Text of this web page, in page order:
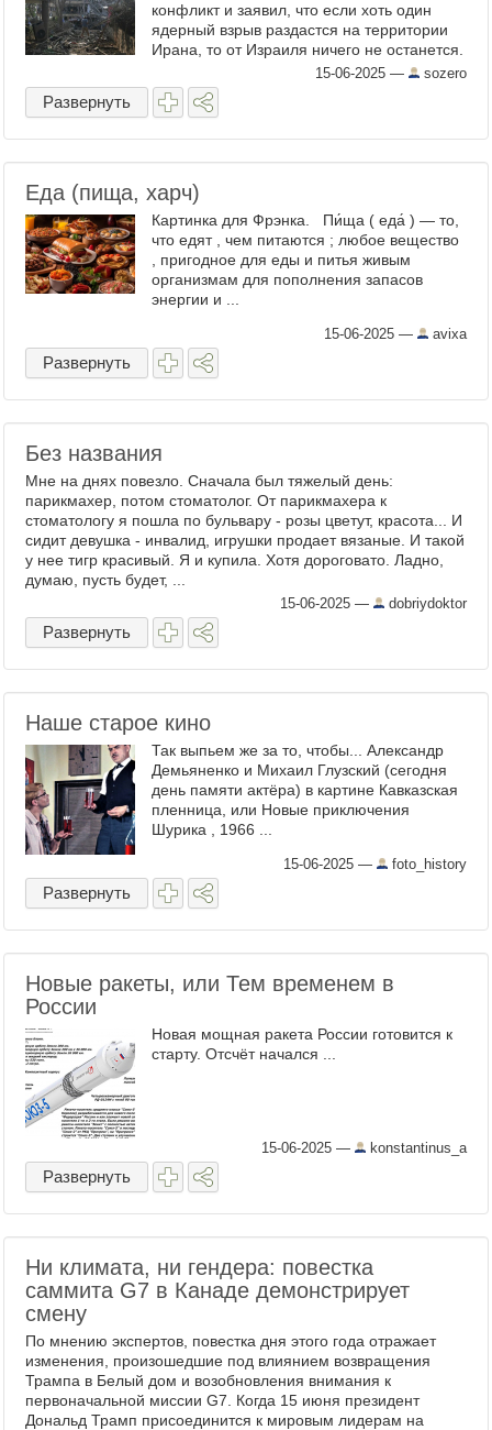
конфликт и заявил, что если хоть один
ядерный взрыв раздастся на территории
Ирана, то от Израиля ничего не останется.
Это ж какой феноменальной
гениальностью надо обладать, чтобы ...
15-06-2025 — sozero
Развернуть
Еда (пища, харч)
Картинка для Фрэнка. Пи́ща ( еда́ ) — то,
что едят , чем питаются ; любое вещество
, пригодное для еды и питья живым
организмам для пополнения запасов
энергии и ...
15-06-2025 — avixa
Развернуть
Без названия
Мне на днях повезло. Сначала был тяжелый день:
парикмахер, потом стоматолог. От парикмахера к
стоматологу я пошла по бульвару - розы цветут, красота... И
сидит девушка - инвалид, игрушки продает вязаные. И такой
у нее тигр красивый. Я и купила. Хотя дороговато. Ладно,
думаю, пусть будет, ...
15-06-2025 — dobriydoktor
Развернуть
Наше старое кино
Так выпьем же за то, чтобы... Александр
Демьяненко и Михаил Глузский (сегодня
день памяти актёра) в картине Кавказская
пленница, или Новые приключения
Шурика , 1966 ...
15-06-2025 — foto_history
Развернуть
Новые ракеты, или Тем временем в
России
Новая мощная ракета России готовится к
старту. Отсчёт начался ...
15-06-2025 — konstantinus_a
Развернуть
Ни климата, ни гендера: повестка
саммита G7 в Канаде демонстрирует
смену
По мнению экспертов, повестка дня этого года отражает
изменения, произошедшие под влиянием возвращения
Трампа в Белый дом и возобновления внимания к
первоначальной миссии G7. Когда 15 июня президент
Дональд Трамп присоединится к мировым лидерам на